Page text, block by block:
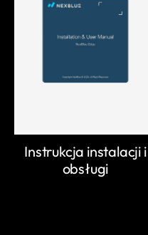
Instrukcja instalacji i
obsługi